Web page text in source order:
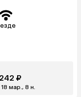
₽
мар., 8 н.